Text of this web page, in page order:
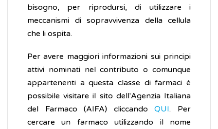
bisogno, per riprodursi, di utilizzare i
meccanismi di sopravvivenza della cellula
che li ospita.
Per avere maggiori informazioni sui principi
attivi nominati nel contributo o comunque
appartenenti a questa classe di farmaci è
possibile visitare il sito dell'Agenzia Italiana
del Farmaco (AIFA) cliccandoQUI. Per
cercare un farmaco utilizzando il nome